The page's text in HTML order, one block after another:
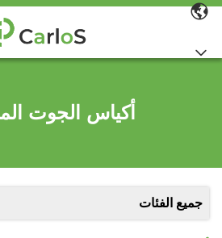
أكياس الجوت
جميع الفئات